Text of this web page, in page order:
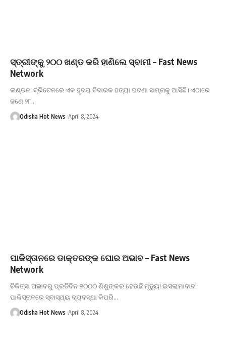
ସ୍ତ୍ରୀଙ୍କୁ ୨୦୦ ଖଣ୍ଡ କରି ହାଣିଲେ ସ୍ବାମୀ – Fast News
Network
ଲଣ୍ଡନ: ବ୍ରିଟେନରେ ଏକ ହୃଦୟ ବିଦାରକ ହତ୍ୟା ଘଟଣା ସାମ୍ନାକୁ ଆସିଛି। ଏଠାରେ
ଜଣେ ୨୮…
Odisha Hot News April 8, 2024
ପାକିସ୍ତାନରେ ଡାକ୍ତରଙ୍କ ଘୋର ଅଭାବ – Fast News
Network
ଚିକିତ୍ସା ଅଭାବରୁ ପ୍ରତିଦିନ ୭୦୦୦ ଶିଶୁଙ୍କର ହେଉଛି ମୃତ୍ୟୁ! ଇସଲାମାବାଦ:
ପାକିସ୍ତାନରେ ସ୍ବାସ୍ଥ୍ୟ ବ୍ୟବସ୍ଥା କିପରି…
Odisha Hot News April 8, 2024